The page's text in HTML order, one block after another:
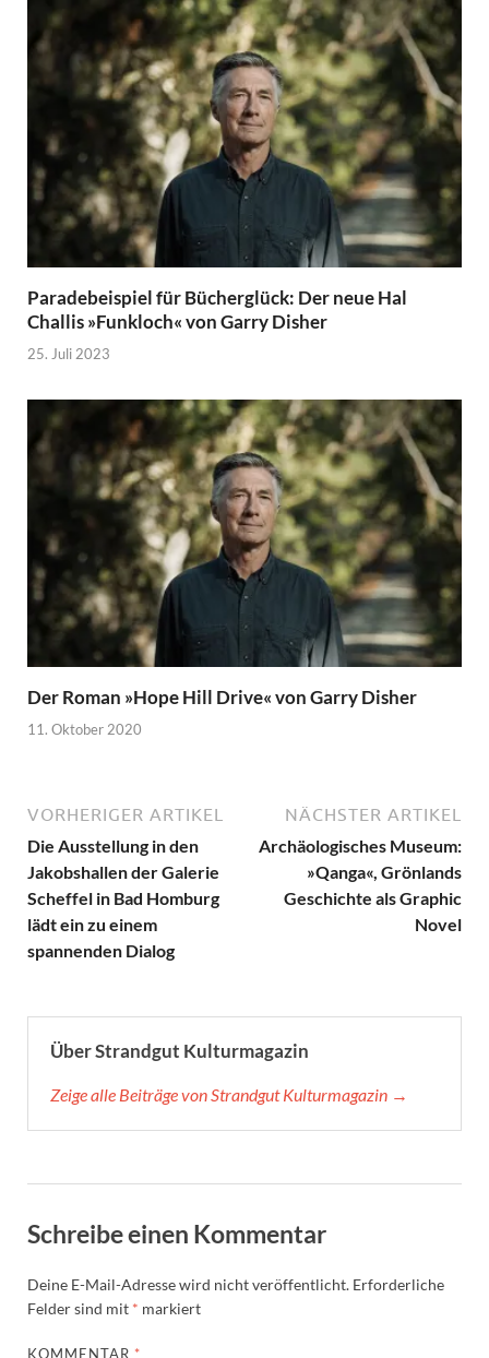
Paradebeispiel für Bücherglück: Der neue Hal
Challis »Funkloch« von Garry Disher
25. Juli 2023
Der Roman »Hope Hill Drive« von Garry Disher
11. Oktober 2020
VORHERIGER ARTIKEL
Die Ausstellung in den
Jakobshallen der Galerie
Scheffel in Bad Homburg
lädt ein zu einem
spannenden Dialog
NÄCHSTER ARTIKEL
Archäologisches Museum:
»Qanga«, Grönlands
Geschichte als Graphic
Novel
Über Strandgut Kulturmagazin
Zeige alle Beiträge von Strandgut Kulturmagazin →
Schreibe einen Kommentar
Deine E-Mail-Adresse wird nicht veröffentlicht. Erforderliche
Felder sind mit * markiert
KOMMENTAR *